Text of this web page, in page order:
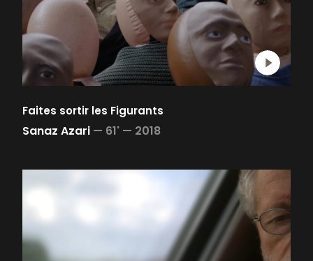
Faites sortir les Figurants
Sanaz Azari — 61' — 2018